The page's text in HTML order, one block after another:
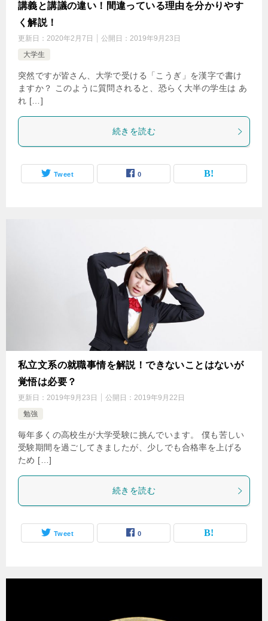
講義と講議の違い！間違っている理由を分かりやす
く解説！
更新日： 2020年2月7日 公開日： 2019年9月23日
大学生
突然ですが皆さん、大学で受ける「こうぎ」を漢字で書け
ますか？ このように質問されると、恐らく大半の学生は あ
れ […]
続きを読む
Tweet 0
私立文系の就職事情を解説！できないことはないが
覚悟は必要？
更新日： 2019年9月23日 公開日： 2019年9月22日
勉強
毎年多くの高校生が大学受験に挑んでいます。 僕も苦しい
受験期間を過ごしてきましたが、少しでも合格率を上げる
ため […]
続きを読む
Tweet 0